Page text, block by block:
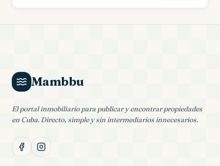
Mambbu
El portal inmobiliario para publicar y encontrar propiedades
en Cuba. Directo, simple y sin intermediarios innecesarios.